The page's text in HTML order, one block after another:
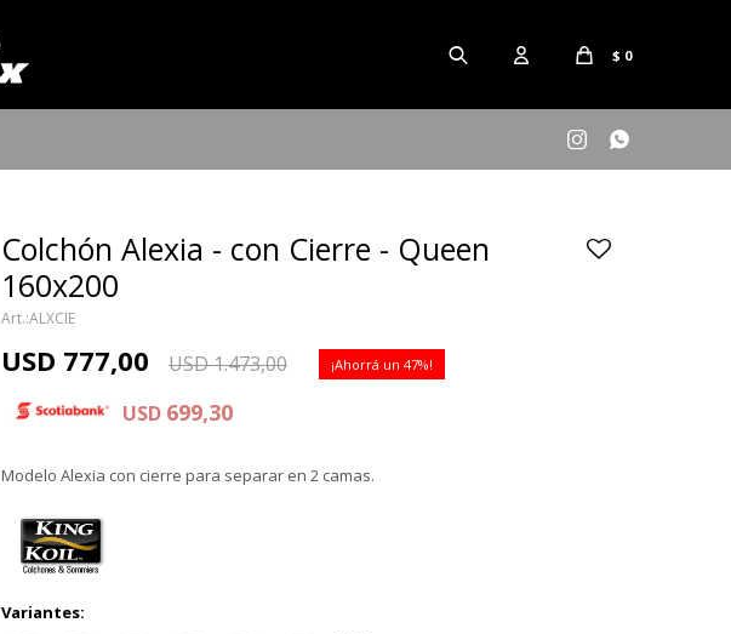
$ 0
 
Colchón Alexia - con Cierre - Queen
160x200
ALXCIE
USD 777,00 USD1.473,00 47
USD 699,30
Modelo Alexia con cierre para separar en 2 camas.
Variantes: